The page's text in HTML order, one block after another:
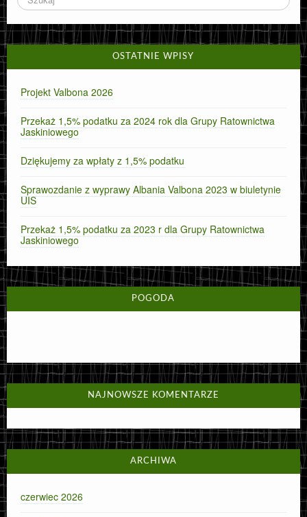
OSTATNIE WPISY
Projekt Valbona 2026
Przekaż 1,5% podatku za 2024 rok dla Grupy Ratownictwa
Jaskiniowego
Dziękujemy za wpłaty z 1,5% podatku
Sprawozdanie z wyprawy Albania Valbona 2023 w biuletynie
UIS
Przekaż 1,5% podatku za 2023 r dla Grupy Ratownictwa
Jaskiniowego
POGODA
NAJNOWSZE KOMENTARZE
ARCHIWA
czerwiec 2026